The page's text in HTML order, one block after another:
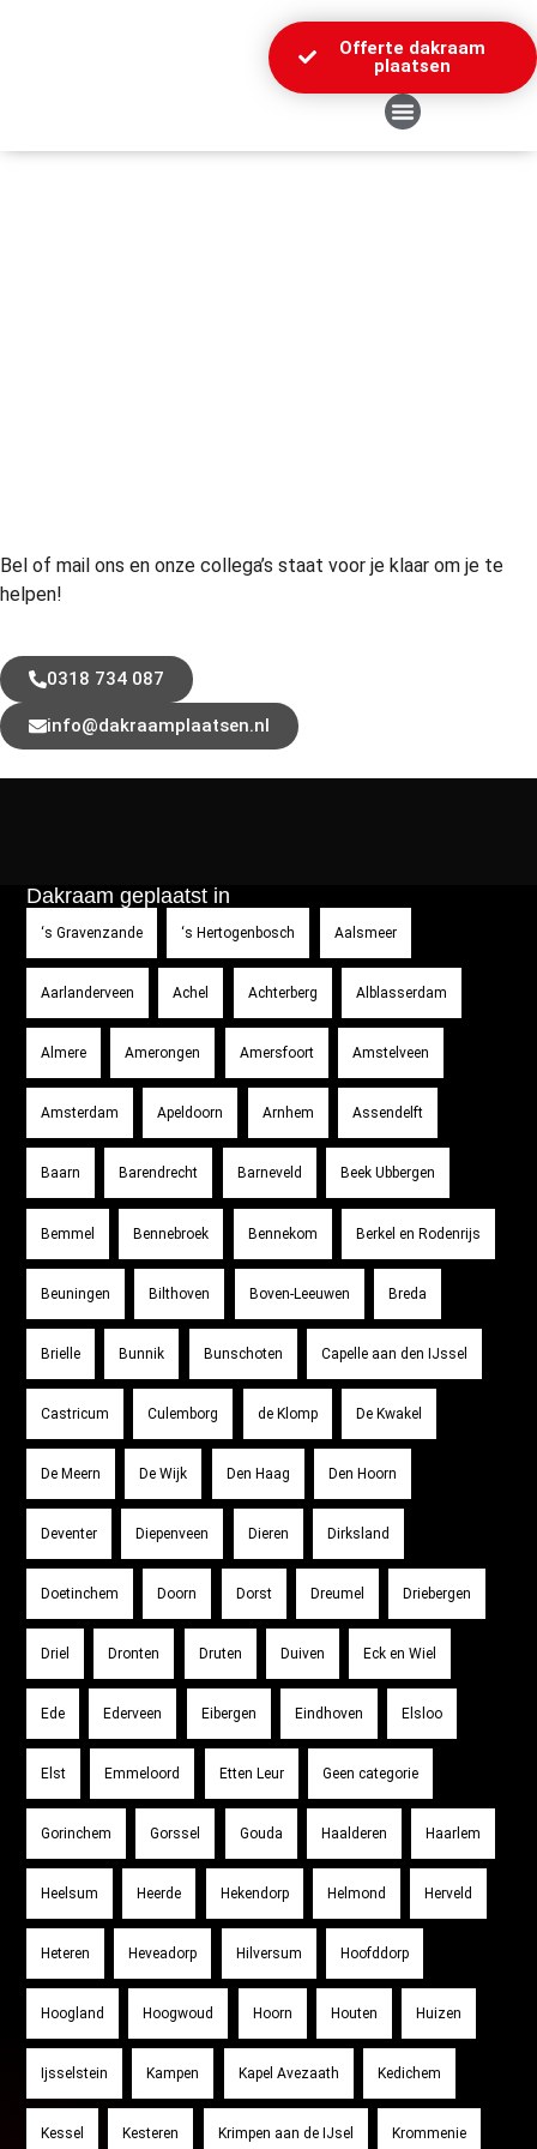
Offerte dakraam
plaatsen
Bel of mail ons en onze collega’s staat voor je klaar om je te
helpen!
0318 734 087
info@dakraamplaatsen.nl
Dakraam geplaatst in
‘s Gravenzande ‘s Hertogenbosch Aalsmeer
Aarlanderveen Achel Achterberg Alblasserdam
Almere Amerongen Amersfoort Amstelveen
Amsterdam Apeldoorn Arnhem Assendelft
Baarn Barendrecht Barneveld Beek Ubbergen
Bemmel Bennebroek Bennekom Berkel en Rodenrijs
Beuningen Bilthoven Boven-Leeuwen Breda
Brielle Bunnik Bunschoten Capelle aan den IJssel
Castricum Culemborg de Klomp De Kwakel
De Meern De Wijk Den Haag Den Hoorn
Deventer Diepenveen Dieren Dirksland
Doetinchem Doorn Dorst Dreumel Driebergen
Driel Dronten Druten Duiven Eck en Wiel
Ede Ederveen Eibergen Eindhoven Elsloo
Elst Emmeloord Etten Leur Geen categorie
Gorinchem Gorssel Gouda Haalderen Haarlem
Heelsum Heerde Hekendorp Helmond Herveld
Heteren Heveadorp Hilversum Hoofddorp
Hoogland Hoogwoud Hoorn Houten Huizen
Ijsselstein Kampen Kapel Avezaath Kedichem
Kessel Kesteren Krimpen aan de IJsel Krommenie